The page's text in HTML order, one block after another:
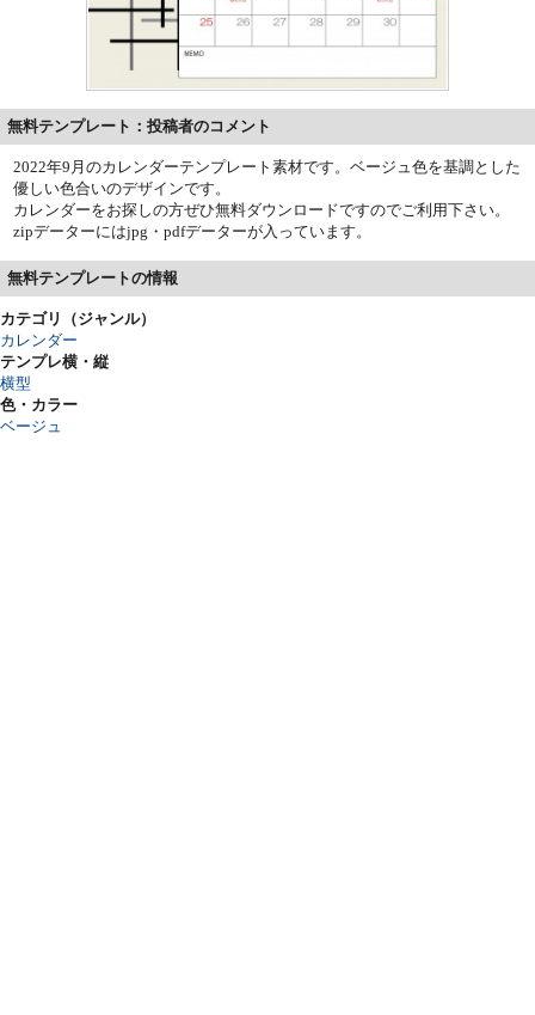
無料テンプレート：投稿者のコメント
2022年9月のカレンダーテンプレート素材です。ベージュ色を基調とした
優しい色合いのデザインです。
カレンダーをお探しの方ぜひ無料ダウンロードですのでご利用下さい。
zipデーターにはjpg・pdfデーターが入っています。
無料テンプレートの情報
カテゴリ（ジャンル）
カレンダー
テンプレ横・縦
横型
色・カラー
ベージュ